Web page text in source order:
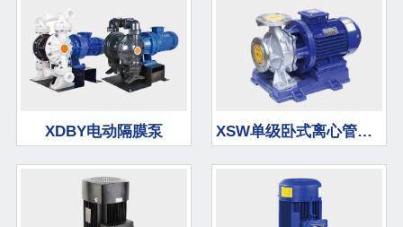
XDBY电动隔膜泵 XSW单级卧式离心管道泵